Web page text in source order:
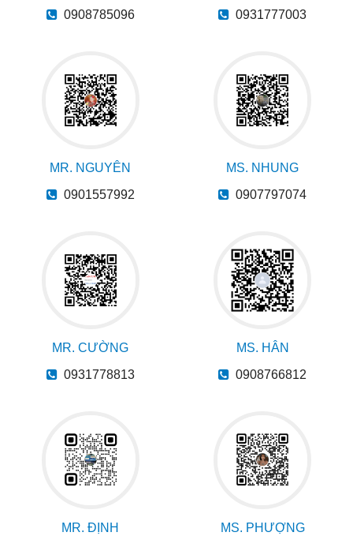
0908785096 0931777003
MR. NGUYÊN
0901557992
MS. NHUNG
0907797074
MR. CƯỜNG
0931778813
MS. HÂN
0908766812
MR. ĐỊNH MS. PHƯỢNG